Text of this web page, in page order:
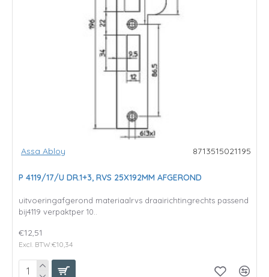
Assa Abloy 8713515021195
P 4119/17/U DR.1+3, RVS 25X192MM AFGEROND
uitvoeringafgerond materiaalrvs draairichtingrechts passend
bij4119 verpaktper 10..
€12,51
Excl. BTW:€10,34